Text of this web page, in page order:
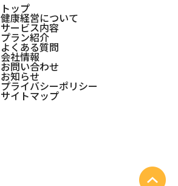
トップ
健康経営について
サービス内容
プラン紹介
よくある質問
会社情報
お問い合わせ
お知らせ
プライバシーポリシー
サイトマップ